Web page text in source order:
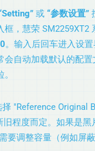
或 “参数设置”
框，慧荣 SM2259XT2
。输入后回车进入设置
会自动加载默认的配
择 "Reference Original
程度而定。如果是黑
要调整容量（例如屏